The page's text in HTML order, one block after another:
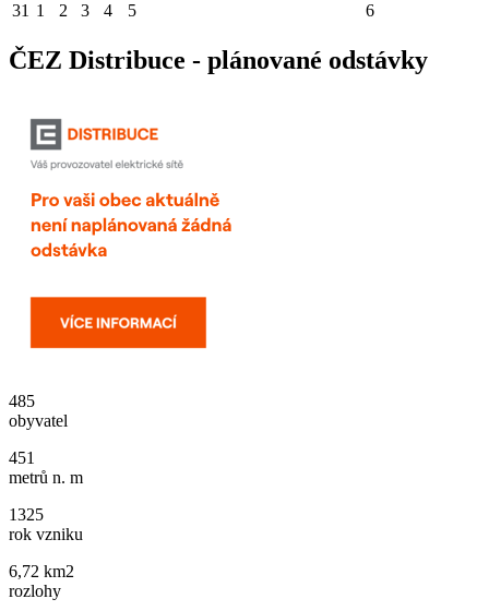
31 1 2 3 4 5 6
ČEZ Distribuce - plánované odstávky
485
obyvatel
451
metrů n. m
1325
rok vzniku
6,72 km2
rozlohy